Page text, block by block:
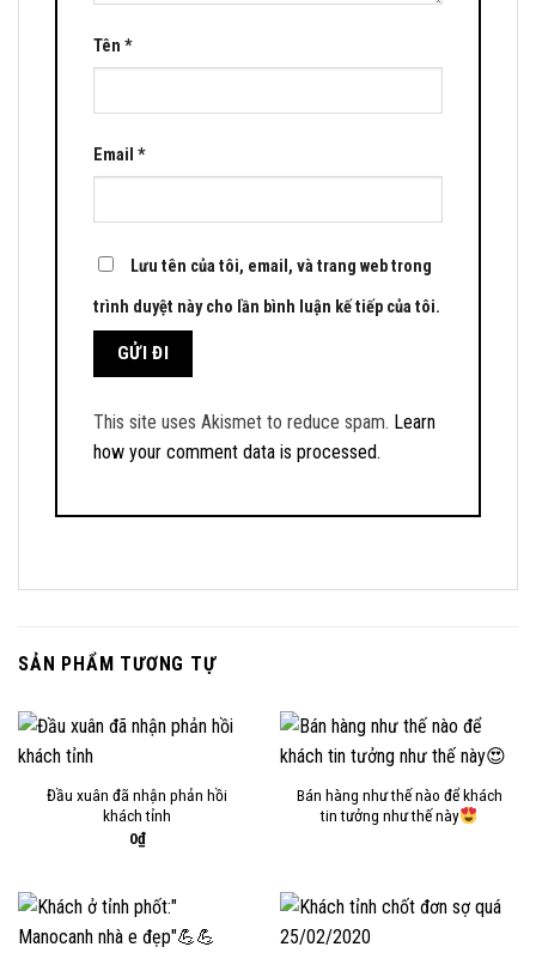
Tên *
Email *
Lưu tên của tôi, email, và trang web trong
trình duyệt này cho lần bình luận kế tiếp của tôi.
This site uses Akismet to reduce spam. Learn
how your comment data is processed.
SẢN PHẨM TƯƠNG TỰ
Đầu xuân đã nhận phản hồi
khách tỉnh
0₫
Bán hàng như thế nào để khách
tin tưởng như thế này